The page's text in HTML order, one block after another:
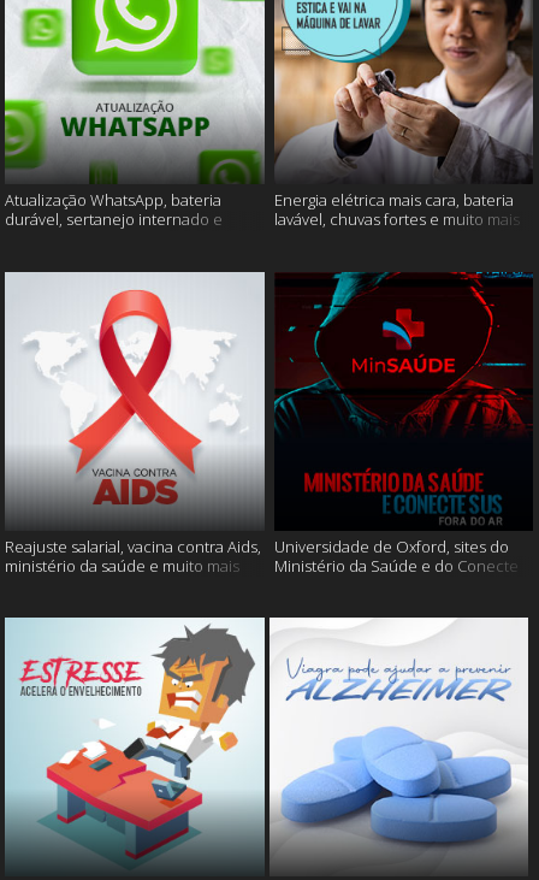
Atualização WhatsApp, bateria
durável, sertanejo internado e
Energia elétrica mais cara, bateria
lavável, chuvas fortes e muito mais
Reajuste salarial, vacina contra Aids,
ministério da saúde e muito mais
Universidade de Oxford, sites do
Ministério da Saúde e do Conecte